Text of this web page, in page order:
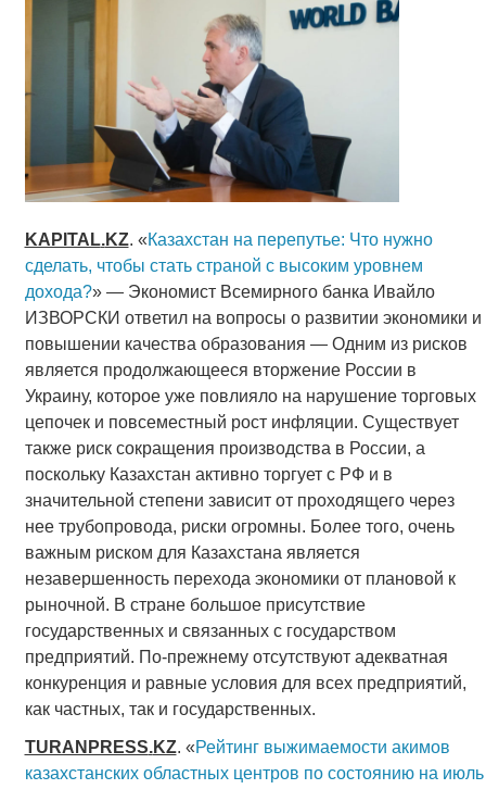
KAPITAL.KZ. «Казахстан на перепутье: Что нужно
сделать, чтобы стать страной с высоким уровнем
дохода?» — Экономист Всемирного банка Ивайло
ИЗВОРСКИ ответил на вопросы о развитии экономики и
повышении качества образования — Одним из рисков
является продолжающееся вторжение России в
Украину, которое уже повлияло на нарушение торговых
цепочек и повсеместный рост инфляции. Существует
также риск сокращения производства в России, а
поскольку Казахстан активно торгует с РФ и в
значительной степени зависит от проходящего через
нее трубопровода, риски огромны. Более того, очень
важным риском для Казахстана является
незавершенность перехода экономики от плановой к
рыночной. В стране большое присутствие
государственных и связанных с государством
предприятий. По-прежнему отсутствуют адекватная
конкуренция и равные условия для всех предприятий,
как частных, так и государственных.
TURANPRESS.KZ. «Рейтинг выжимаемости акимов
казахстанских областных центров по состоянию на июль